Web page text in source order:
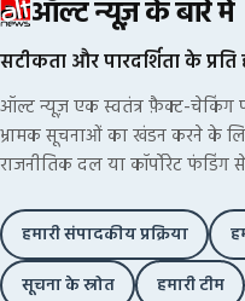
ऑल्ट न्यूज़ के बारे में
सटीकता और पारदर्शिता के प्रति
ऑल्ट न्यूज़ एक स्वतंत्र फ़ैक्ट-चेकिंग
भ्रामक सूचनाओं का खंडन करने के
राजनीतिक दल या कॉर्पोरेट फंडिंग
हमारी संपादकीय प्रक्रिया
सूचना के स्रोत
हमारी टीम